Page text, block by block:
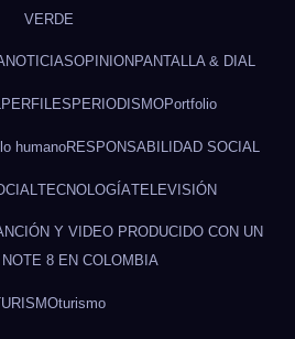
VERDE
NOTICIASOPINION PANTALLA & DIAL
PERFILES PERIODISMOPortfolio
humanoRESPONSABILIDAD SOCIAL
TECNOLOGÍATELEVISIÓN
Y VIDEO PRODUCIDO CON UN
8 EN COLOMBIA
turismo